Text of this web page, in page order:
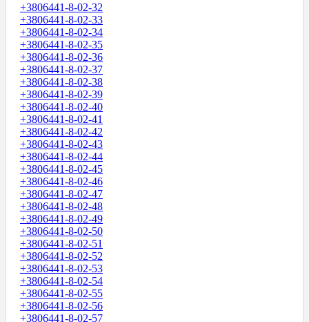
+3806441-8-02-32
+3806441-8-02-33
+3806441-8-02-34
+3806441-8-02-35
+3806441-8-02-36
+3806441-8-02-37
+3806441-8-02-38
+3806441-8-02-39
+3806441-8-02-40
+3806441-8-02-41
+3806441-8-02-42
+3806441-8-02-43
+3806441-8-02-44
+3806441-8-02-45
+3806441-8-02-46
+3806441-8-02-47
+3806441-8-02-48
+3806441-8-02-49
+3806441-8-02-50
+3806441-8-02-51
+3806441-8-02-52
+3806441-8-02-53
+3806441-8-02-54
+3806441-8-02-55
+3806441-8-02-56
+3806441-8-02-57